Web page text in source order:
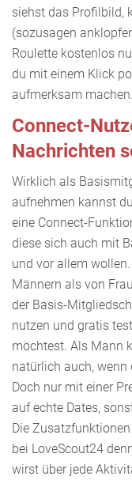
siehst das Profilbild,
(sozusagen
Roulette kostenlos
du mit einem Klick
aufmerksam machen.
Connect-
Nachrichten
Wirklich als
aufnehmen kannst
eine Connect-
diese sich auch mit
und vor allem
Männern als von
der Basis-
nutzen und gratis
möchtest. Als Mann
natürlich auch,
Doch nur mit einer
auf echte Dates,
Die
bei LoveScout24
wirst über jede